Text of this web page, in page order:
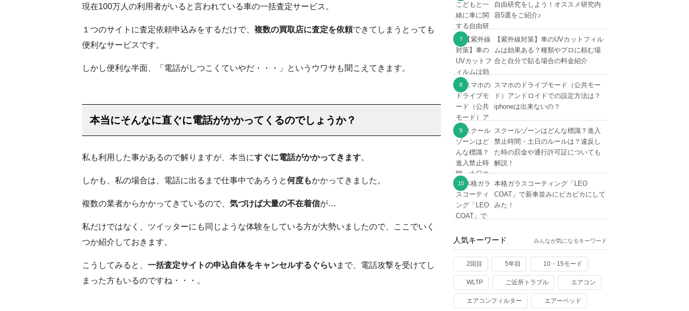
現在100万人の利用者がいると言われている車の一括査定サービス。
１つのサイトに査定依頼申込みをするだけで、 複数の買取店に査定を依頼できてしまうとっても
便利なサービスです。
しかし便利な半面、「電話がしつこくていやだ・・・」というウワサも聞こえてきます。
本当にそんなに直ぐに電話がかかってくるのでしょうか？
私も利用した事があるので解りますが、本当にすぐに電話がかかってきます。
しかも、私の場合は、電話に出るまで仕事中であろうと何度もかかってきました。
複数の業者からかかってきているので、 気づけば大量の不在着信が…
私だけではなく、ツイッターにも同じような体験をしている方が大勢いましたので、ここでいく
つか紹介しておきます。
こうしてみると、 一括査定サイトの申込自体をキャンセルするぐらいまで、電話攻撃を受けてし
まった方もいるのですね・・・。
自由研究をしよう！オススメ研究内
容5選をご紹介♪
【紫外線対策】車のUVカットフィル
ムは効果ある？種類やプロに頼む場
合と自分で貼る場合の料金紹介
スマホのドライブモード（公共モー
ド）アンドロイドでの設定方法は？
iphoneは出来ないの？
スクールゾーンはどんな標識？進入
禁止時間・土日のルールは？違反し
た時の罰金や通行許可証についても
解説！
本格ガラスコーティング「LEO
COAT」で新車並みにピカピカにして
みた！
人気キーワード みんなが気になるキーワード
2回目 5年目 10・15モード
WLTP ご近所トラブル エアコン
エアコンフィルター エアーベッド